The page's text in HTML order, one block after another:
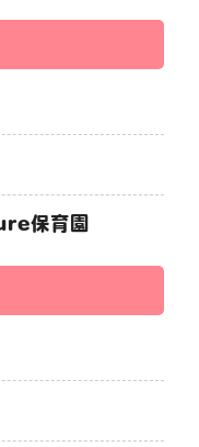
保育園